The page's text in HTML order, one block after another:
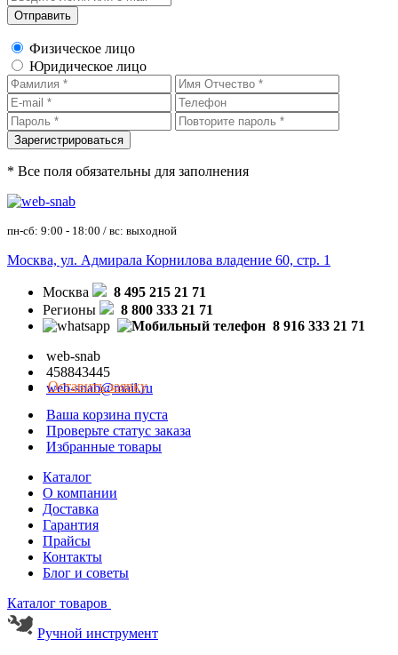
Физическое лицо
Юридическое лицо
* Все поля обязательны для заполнения
пн-сб: 9:00 - 18:00 / вс: выходной
Москва, ул. Адмирала Корнилова владение 60, стр. 1
Москва
8 495 215 21 71
Регионы
8 800 333 21 71
8 916 333 21 71
web-snab
458843445
web-snab@mail.ru
Оставить заявку
Ваша корзина пуста
Проверьте статус заказа
Избранные товары
Каталог
О компании
Доставка
Гарантия
Прайсы
Контакты
Блог и советы
Каталог товаров
Ручной инструмент